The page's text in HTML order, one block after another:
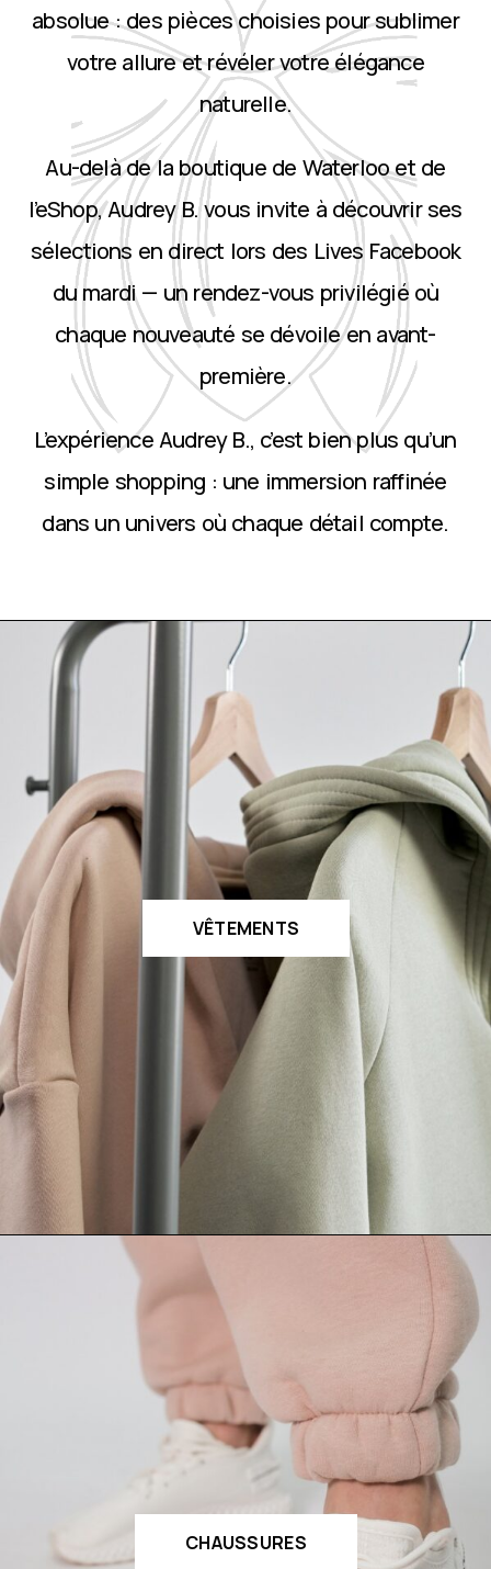
absolue : des pièces choisies pour sublimer
votre allure et révéler votre élégance
naturelle.
Au-delà de la boutique de Waterloo et de
l’eShop, Audrey B. vous invite à découvrir ses
sélections en direct lors des Lives Facebook
du mardi — un rendez-vous privilégié où
chaque nouveauté se dévoile en avant-
première.
L’expérience Audrey B., c’est bien plus qu’un
simple shopping : une immersion raffinée
dans un univers où chaque détail compte.
VÊTEMENTS
CHAUSSURES